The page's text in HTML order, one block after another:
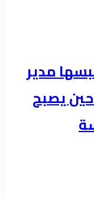
​مدير
يصبح